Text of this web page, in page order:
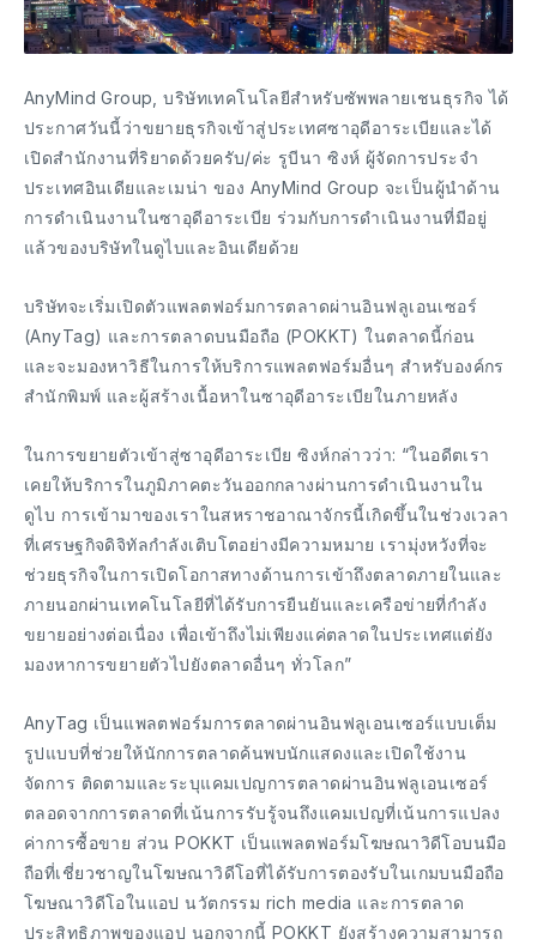
AnyMind Group, บริษัทเทคโนโลยีสำหรับซัพพลายเชนธุรกิจ ได้
ประกาศวันนี้ว่าขยายธุรกิจเข้าสู่ประเทศซาอุดีอาระเบียและได้
เปิดสำนักงานที่ริยาดด้วยครับ/ค่ะ รูบีนา ซิงห์ ผู้จัดการประจำ
ประเทศอินเดียและเมน่า ของ AnyMind Group จะเป็นผู้นำด้าน
การดำเนินงานในซาอุดีอาระเบีย ร่วมกับการดำเนินงานที่มีอยู่
แล้วของบริษัทในดูไบและอินเดียด้วย
บริษัทจะเริ่มเปิดตัวแพลตฟอร์มการตลาดผ่านอินฟลูเอนเซอร์
(AnyTag) และการตลาดบนมือถือ (POKKT) ในตลาดนี้ก่อน
และจะมองหาวิธีในการให้บริการแพลตฟอร์มอื่นๆ สำหรับองค์กร
สำนักพิมพ์ และผู้สร้างเนื้อหาในซาอุดีอาระเบียในภายหลัง
ในการขยายตัวเข้าสู่ซาอุดีอาระเบีย ซิงห์กล่าวว่า: “ในอดีตเรา
เคยให้บริการในภูมิภาคตะวันออกกลางผ่านการดำเนินงานใน
ดูไบ การเข้ามาของเราในสหราชอาณาจักรนี้เกิดขึ้นในช่วงเวลา
ที่เศรษฐกิจดิจิทัลกำลังเติบโตอย่างมีความหมาย เรามุ่งหวังที่จะ
ช่วยธุรกิจในการเปิดโอกาสทางด้านการเข้าถึงตลาดภายในและ
ภายนอกผ่านเทคโนโลยีที่ได้รับการยืนยันและเครือข่ายที่กำลัง
ขยายอย่างต่อเนื่อง เพื่อเข้าถึงไม่เพียงแค่ตลาดในประเทศแต่ยัง
มองหาการขยายตัวไปยังตลาดอื่นๆ ทั่วโลก”
AnyTag เป็นแพลตฟอร์มการตลาดผ่านอินฟลูเอนเซอร์แบบเต็ม
รูปแบบที่ช่วยให้นักการตลาดค้นพบนักแสดงและเปิดใช้งาน
จัดการ ติดตามและระบุแคมเปญการตลาดผ่านอินฟลูเอนเซอร์
ตลอดจากการตลาดที่เน้นการรับรู้จนถึงแคมเปญที่เน้นการแปลง
ค่าการซื้อขาย ส่วน POKKT เป็นแพลตฟอร์มโฆษณาวิดีโอบนมือ
ถือที่เชี่ยวชาญในโฆษณาวิดีโอที่ได้รับการตองรับในเกมบนมือถือ
โฆษณาวิดีโอในแอป นวัตกรรม rich media และการตลาด
ประสิทธิภาพของแอป นอกจากนี้ POKKT ยังสร้างความสามารถ